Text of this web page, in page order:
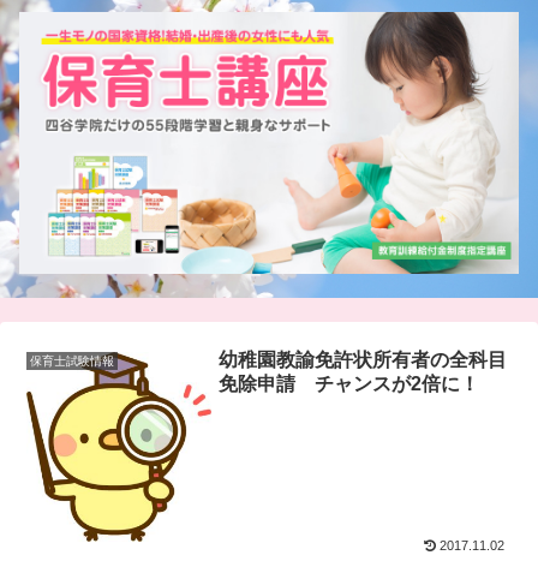
保育士試験情報
幼稚園教諭免許状所有者の全科目
免除申請 チャンスが2倍に！
2017.11.02